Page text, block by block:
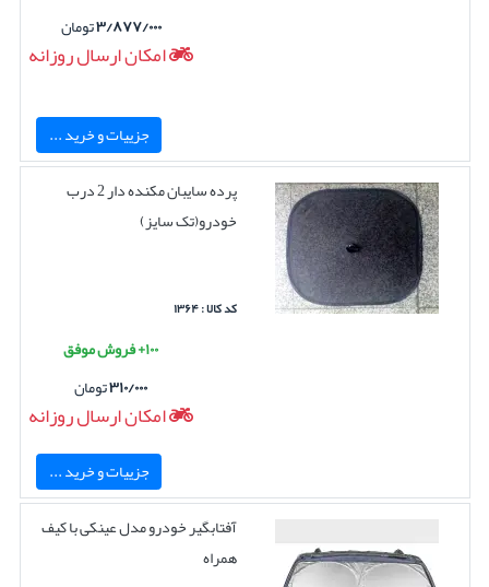
۳/۸۷۷/۰۰۰تومان
امکان ارسال روزانه
جزییات و خرید ...
پرده سایبان مکنده دار 2 درب
خودرو(تک سایز)
کد کالا : ۱۳۶۴
۱۰۰+ فروش موفق
۳۱۰/۰۰۰تومان
امکان ارسال روزانه
جزییات و خرید ...
آفتابگیر خودرو مدل عینکی با کیف
همراه